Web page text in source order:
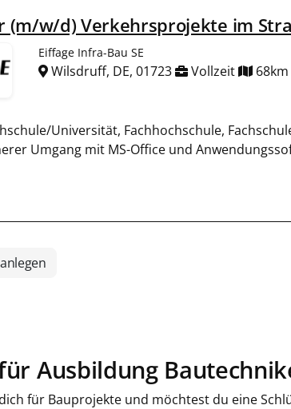
(m/w/d) Verkehrsprojekte im
Eiffage Infra-Bau SE
Wilsdruff, DE, 01723 Vollzeit 68km
Universität, Fachhochschule,
Umgang mit MS-Office und
Ausbildung
für Bauprojekte und möchtest du eine